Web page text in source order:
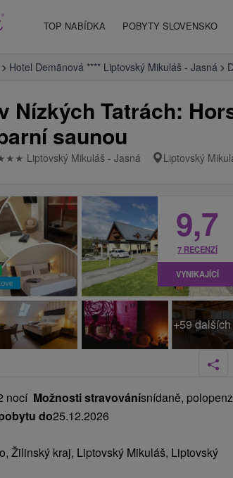
TOP NABÍDKA POBYTY SLOVENSKO
Hotel Demänová **** Liptovský Mikuláš - Jasná
Nízkých Tatrách:
saunou
★ ★ Liptovský Mikuláš - Jasná Liptovský
+59
9,7
7 RECENZÍ
VYNIKAJÍCÍ
nocí Možnosti stravovánísnídaně,
do25.12.2026
Žilinský kraj, Liptovský Mikuláš, Liptovský